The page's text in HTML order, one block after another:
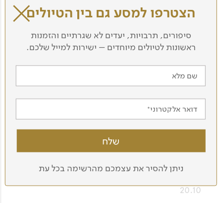
בעקבות חופי הפלישה, הנופים, העיירות
הציוריות ורוח האומנות של נורמנדי
20.10
הצטרפו למסע גם בין הטיולים
סיפורים, תרבויות, יעדים לא שגרתיים והזמנות
ראשונות לטיולים מיוחדים – ישירות למייל שלכם.
שם מלא
דואר אלקטרוני
ניתן להסיר את עצמכם מהרשימה בכל עת